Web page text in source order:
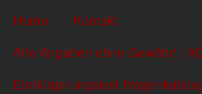
Sekundärlinks
Home
Kontakt
Alle Angaben ohne Gewähr! |
Einbürgerungstest